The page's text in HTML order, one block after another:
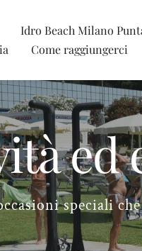
Idro Beach Milano
Come raggiungerci
ed
speciali